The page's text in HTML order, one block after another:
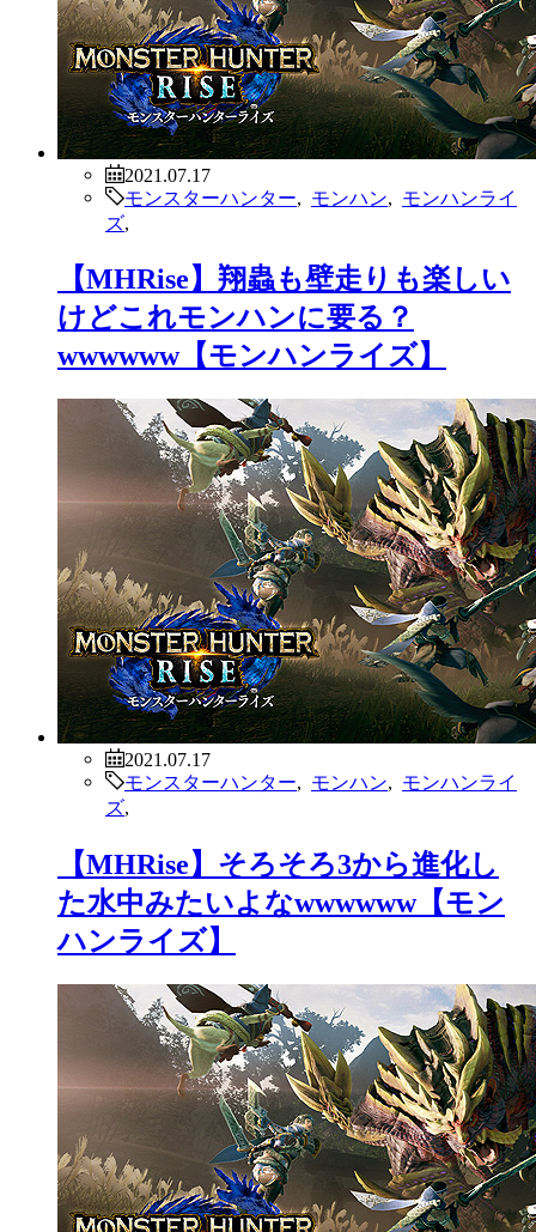
2021.07.17
モンスターハンター ,モンハン,モンハンライ
ズ,
【MHRise】そろそろ3から進化し
ハンライズ】
2021.07.17
モンスターハンター ,モンハン,モンハンライ
ズ,
【MHRise】PVEのモンハンで武器
イズ】